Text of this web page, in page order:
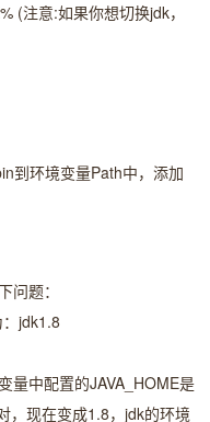
(注意:如果你想切换jdk，
到环境变量Path中，添加
问题：
jdk1.8
量中配置的JAVA_HOME是
，现在变成1.8，jdk的环境